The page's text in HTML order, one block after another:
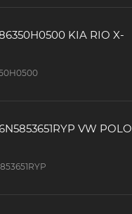
KIA RIO X-
VW POLO